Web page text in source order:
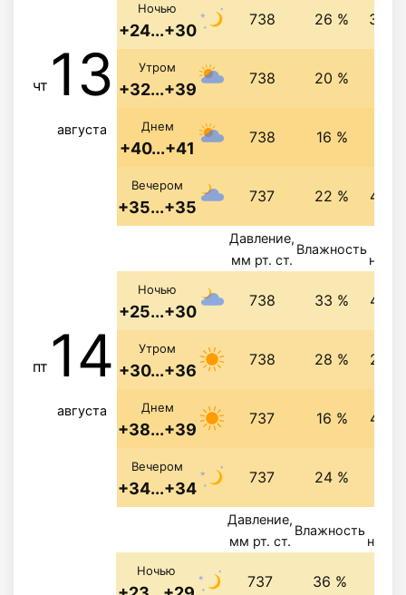
чт 13
августа
Ночью
+24...+30
738 26 % 3.9
Утром
+32...+39
738 20 %
Днем
+40...+41
738 16 %
Вечером
+35...+35
737 22 % 4.5
пт 14
августа
Давление,
мм рт. ст.
Влажность
Ночью
+25...+30
738 33 % 4.5
Утром
+30...+36
738 28 % 2.9
Днем
+38...+39
737 16 % 4.8
Вечером
+34...+34
737 24 %
Давление,
мм рт. ст.
Влажность
Ночью
737 36 %